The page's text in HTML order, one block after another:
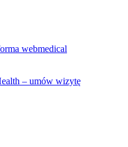
webmedical
– umów wizytę